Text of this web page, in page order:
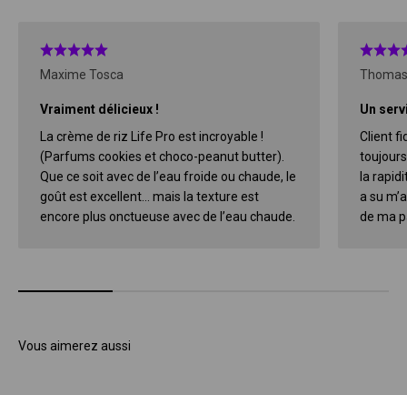
Maxime Tosca
Vraiment délicieux !
La crème de riz Life Pro est incroyable !
(Parfums cookies et choco-peanut butter).
Que ce soit avec de l’eau froide ou chaude, le
goût est excellent… mais la texture est
encore plus onctueuse avec de l’eau chaude.
Un
Client
la
a su
de ma
Vous aimerez aussi